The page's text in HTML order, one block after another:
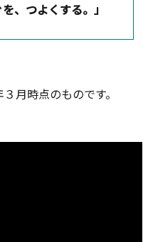
、つよくする。」
月時点のものです。